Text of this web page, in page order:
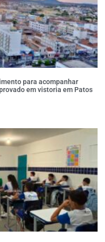
para acompanhar
em vistoria em Patos